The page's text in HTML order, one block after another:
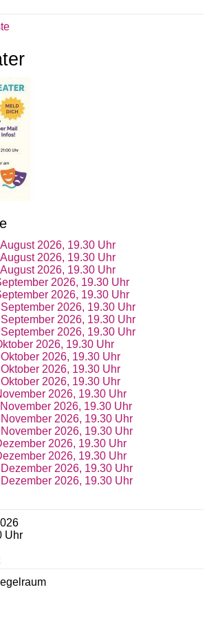
2026, 19.30 Uhr
2026, 19.30 Uhr
2026, 19.30 Uhr
2026, 19.30 Uhr
2026, 19.30 Uhr
2026, 19.30 Uhr
2026, 19.30 Uhr
2026, 19.30 Uhr
2026, 19.30 Uhr
2026, 19.30 Uhr
2026, 19.30 Uhr
2026, 19.30 Uhr
2026, 19.30 Uhr
2026, 19.30 Uhr
2026, 19.30 Uhr
2026, 19.30 Uhr
2026, 19.30 Uhr
2026, 19.30 Uhr
2026, 19.30 Uhr
2026, 19.30 Uhr
Uhr